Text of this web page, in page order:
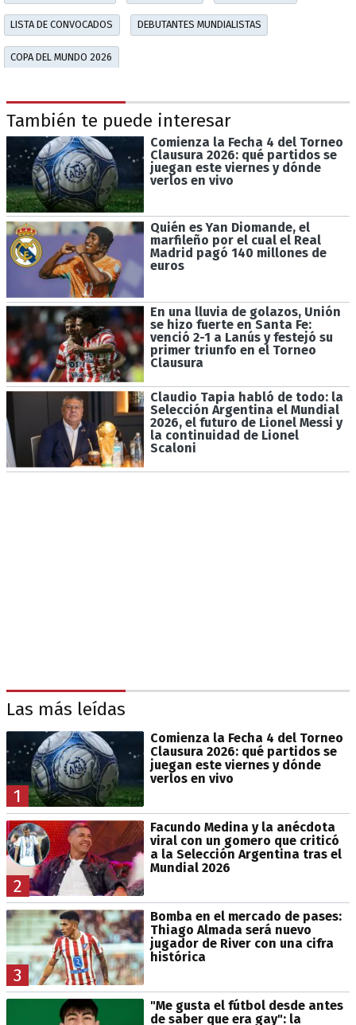
LISTA DE CONVOCADOS DEBUTANTES MUNDIALISTAS
COPA DEL MUNDO 2026
También te puede interesar
Comienza la Fecha 4 del Torneo
Clausura 2026: qué partidos se
juegan este viernes y dónde
verlos en vivo
Quién es Yan Diomande, el
marfileño por el cual el Real
Madrid pagó 140 millones de
euros
En una lluvia de golazos, Unión
se hizo fuerte en Santa Fe:
venció 2-1 a Lanús y festejó su
primer triunfo en el Torneo
Clausura
Claudio Tapia habló de todo: la
Selección Argentina el Mundial
2026, el futuro de Lionel Messi y
la continuidad de Lionel
Scaloni
Las más leídas
1
Comienza la Fecha 4 del Torneo
Clausura 2026: qué partidos se
juegan este viernes y dónde
verlos en vivo
2
Facundo Medina y la anécdota
viral con un gomero que criticó
a la Selección Argentina tras el
Mundial 2026
3
Bomba en el mercado de pases:
Thiago Almada será nuevo
jugador de River con una cifra
histórica
"Me gusta el fútbol desde antes
de saber que era gay": la